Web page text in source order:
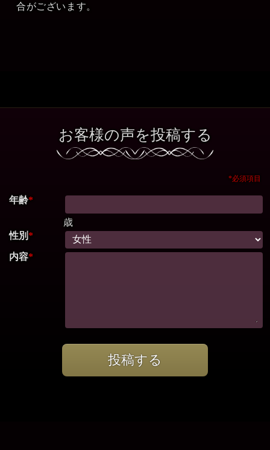
合がございます。
お客様の声を投稿する
*必須項目
年齢*
歳
性別*
内容*
投稿する